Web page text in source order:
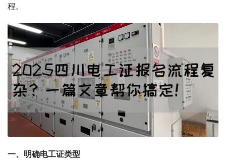
程。
一、明确电工证类型